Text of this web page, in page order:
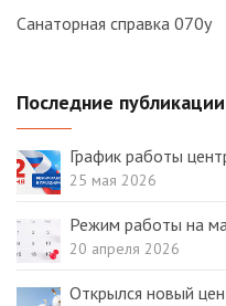
Санаторная справка 070у
Последние публикации
График работы
25 мая 2026
Режим работы на
20 апреля 2026
Открылся новый